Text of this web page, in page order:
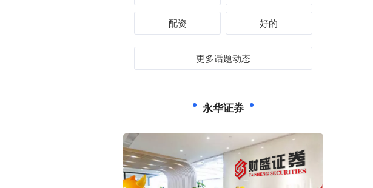
配资 好的
更多话题动态
永华证券